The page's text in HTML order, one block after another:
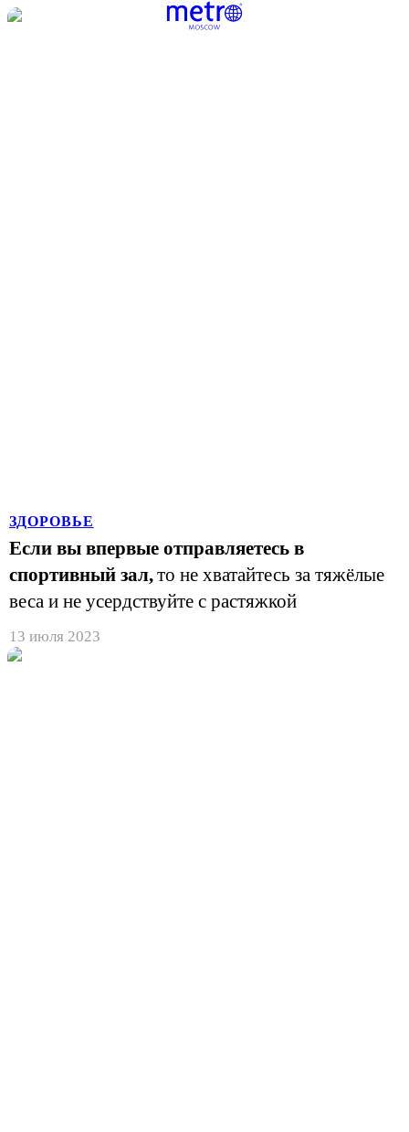
ЗДОРОВЬЕ
Если вы впервые отправляетесь в
спортивный зал,то не хватайтесь за тяжёлые
веса и не усердствуйте с растяжкой
13 июля 2023